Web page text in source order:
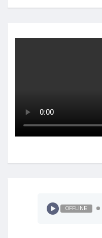
OFFLINE